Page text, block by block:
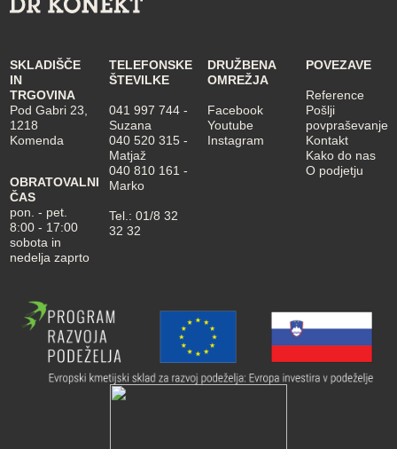
SKLADIŠČE
IN
TRGOVINA
Pod Gabri 23,
1218
Komenda
OBRATOVALNI
ČAS
pon. - pet.
8:00 - 17:00
sobota in
nedelja zaprto
TELEFONSKE
ŠTEVILKE
041 997 744-
Suzana
040 520 315-
Matjaž
040 810 161 -
Marko
Tel.: 01/8 32
32 32
DRUŽBENA
OMREŽJA
Facebook
Youtube
Instagram
POVEZAVE
Reference
Pošlji
povpraševanje
Kontakt
Kako do nas
O podjetju